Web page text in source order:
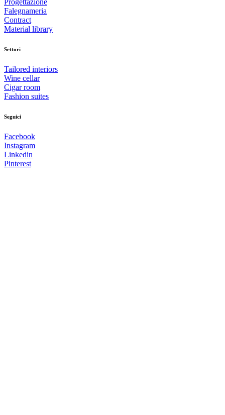
Progettazione
Falegnameria
Contract
Material library
Settori
Tailored interiors
Wine cellar
Cigar room
Fashion suites
Seguici
Facebook
Instagram
Linkedin
Pinterest